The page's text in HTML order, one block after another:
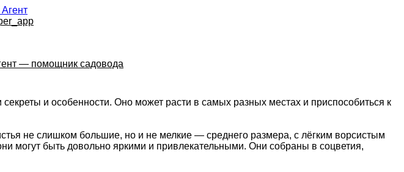
— помощник садовода
и особенности. Оно может расти в самых разных местах и приспособиться к
не слишком большие, но и не мелкие — среднего размера, с лёгким ворсистым
могут быть довольно яркими и привлекательными. Они собраны в соцветия,